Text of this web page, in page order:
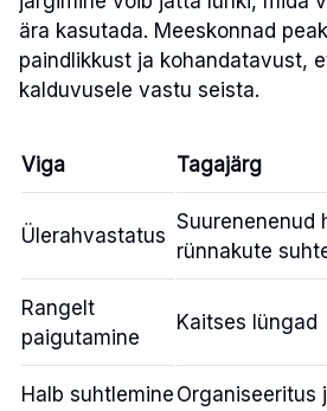
ära kasutada. Meeskonnad
paindlikkust ja kohandatavust,
kalduvusele vastu seista.
Viga Tagajärg
Ülerahvastatus
Suurenenenud
rünnakute
Rangelt
paigutamine
Kaitses lüngad
Halb suhtlemine Organiseeritus